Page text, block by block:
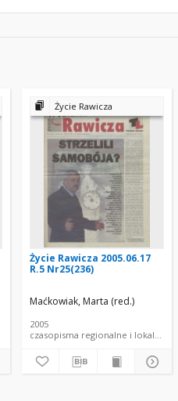
Życie Rawicza
Życie Rawicza 2005.06.17
R.5 Nr25(236)
Maćkowiak, Marta (red.)
2005
czasopisma regionalne i lokalne